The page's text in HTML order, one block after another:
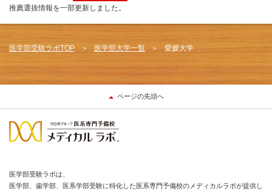
推薦選抜情報を一部更新しました。
医学部受験ラボTOP 医学部大学一覧 愛媛大学
ページの先頭へ
医学部受験ラボは、
医学部、歯学部、医系学部受験に特化した医系専門予備校のメディカルラボが提供し